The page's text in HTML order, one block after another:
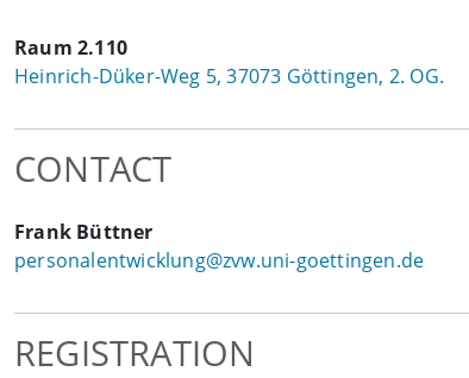
Raum 2.110
Heinrich-Düker-Weg 5, 37073 Göttingen, 2. OG.
CONTACT
Frank Büttner
personalentwicklung@zvw.uni-goettingen.de
REGISTRATION